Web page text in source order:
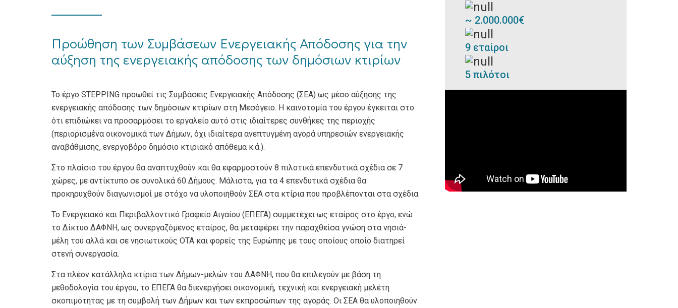
Προώθηση των Συμβάσεων Ενεργειακής Απόδοσης για την
αύξηση της ενεργειακής απόδοσης των δημόσιων κτιρίων
Το έργο STEPPING προωθεί τις Συμβάσεις Ενεργειακής Απόδοσης (ΣΕΑ) ως μέσο αύξησης της
ενεργειακής απόδοσης των δημόσιων κτιρίων στη Μεσόγειο. Η καινοτομία του έργου έγκειται στο
ότι επιδιώκει να προσαρμόσει το εργαλείο αυτό στις ιδιαίτερες συνθήκες της περιοχής
(περιορισμένα οικονομικά των Δήμων, όχι ιδιαίτερα ανεπτυγμένη αγορά υπηρεσιών ενεργειακής
αναβάθμισης, ενεργοβόρο δημόσιο κτιριακό απόθεμα κ.ά.).
Στο πλαίσιο του έργου θα αναπτυχθούν και θα εφαρμοστούν 8 πιλοτικά επενδυτικά σχέδια σε 7
χώρες, με αντίκτυπο σε συνολικά 60 Δήμους. Μάλιστα, για τα 4 επενδυτικά σχέδια θα
προκηρυχθούν διαγωνισμοί με στόχο να υλοποιηθούν ΣΕΑ στα κτίρια που προβλέπονται στα σχέδια.
Το Ενεργειακό και Περιβαλλοντικό Γραφείο Αιγαίου (ΕΠΕΓΑ) συμμετέχει ως εταίρος στο έργο, ενώ
το Δίκτυο ΔΑΦΝΗ, ως συνεργαζόμενος εταίρος, θα μεταφέρει την παραχθείσα γνώση στα νησιά-
μέλη του αλλά και σε νησιωτικούς ΟΤΑ και φορείς της Ευρώπης με τους οποίους οποίο διατηρεί
στενή συνεργασία.
Στα πλέον κατάλληλα κτίρια των Δήμων-μελών του ΔΑΦΝΗ, που θα επιλεγούν με βάση τη
μεθοδολογία του έργου, το ΕΠΕΓΑ θα διενεργήσει οικονομική, τεχνική και ενεργειακή μελέτη
σκοπιμότητας με τη συμβολή των Δήμων και των εκπροσώπων της αγοράς. Οι ΣΕΑ θα υλοποιηθούν
~ 2.000.000€
9 εταίροι
5 πιλότοι